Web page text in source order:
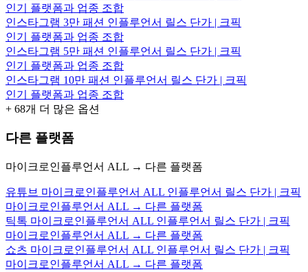
인기 플랫폼과 업종 조합
인스타그램 3만 패션 인플루언서 릴스 단가 | 크픽
인기 플랫폼과 업종 조합
인스타그램 5만 패션 인플루언서 릴스 단가 | 크픽
인기 플랫폼과 업종 조합
인스타그램 10만 패션 인플루언서 릴스 단가 | 크픽
인기 플랫폼과 업종 조합
+ 68개 더 많은 옵션
다른 플랫폼
마이크로인플루언서 ALL → 다른 플랫폼
유튜브 마이크로인플루언서 ALL 인플루언서 릴스 단가 | 크픽
마이크로인플루언서 ALL → 다른 플랫폼
틱톡 마이크로인플루언서 ALL 인플루언서 릴스 단가 | 크픽
마이크로인플루언서 ALL → 다른 플랫폼
쇼츠 마이크로인플루언서 ALL 인플루언서 릴스 단가 | 크픽
마이크로인플루언서 ALL → 다른 플랫폼